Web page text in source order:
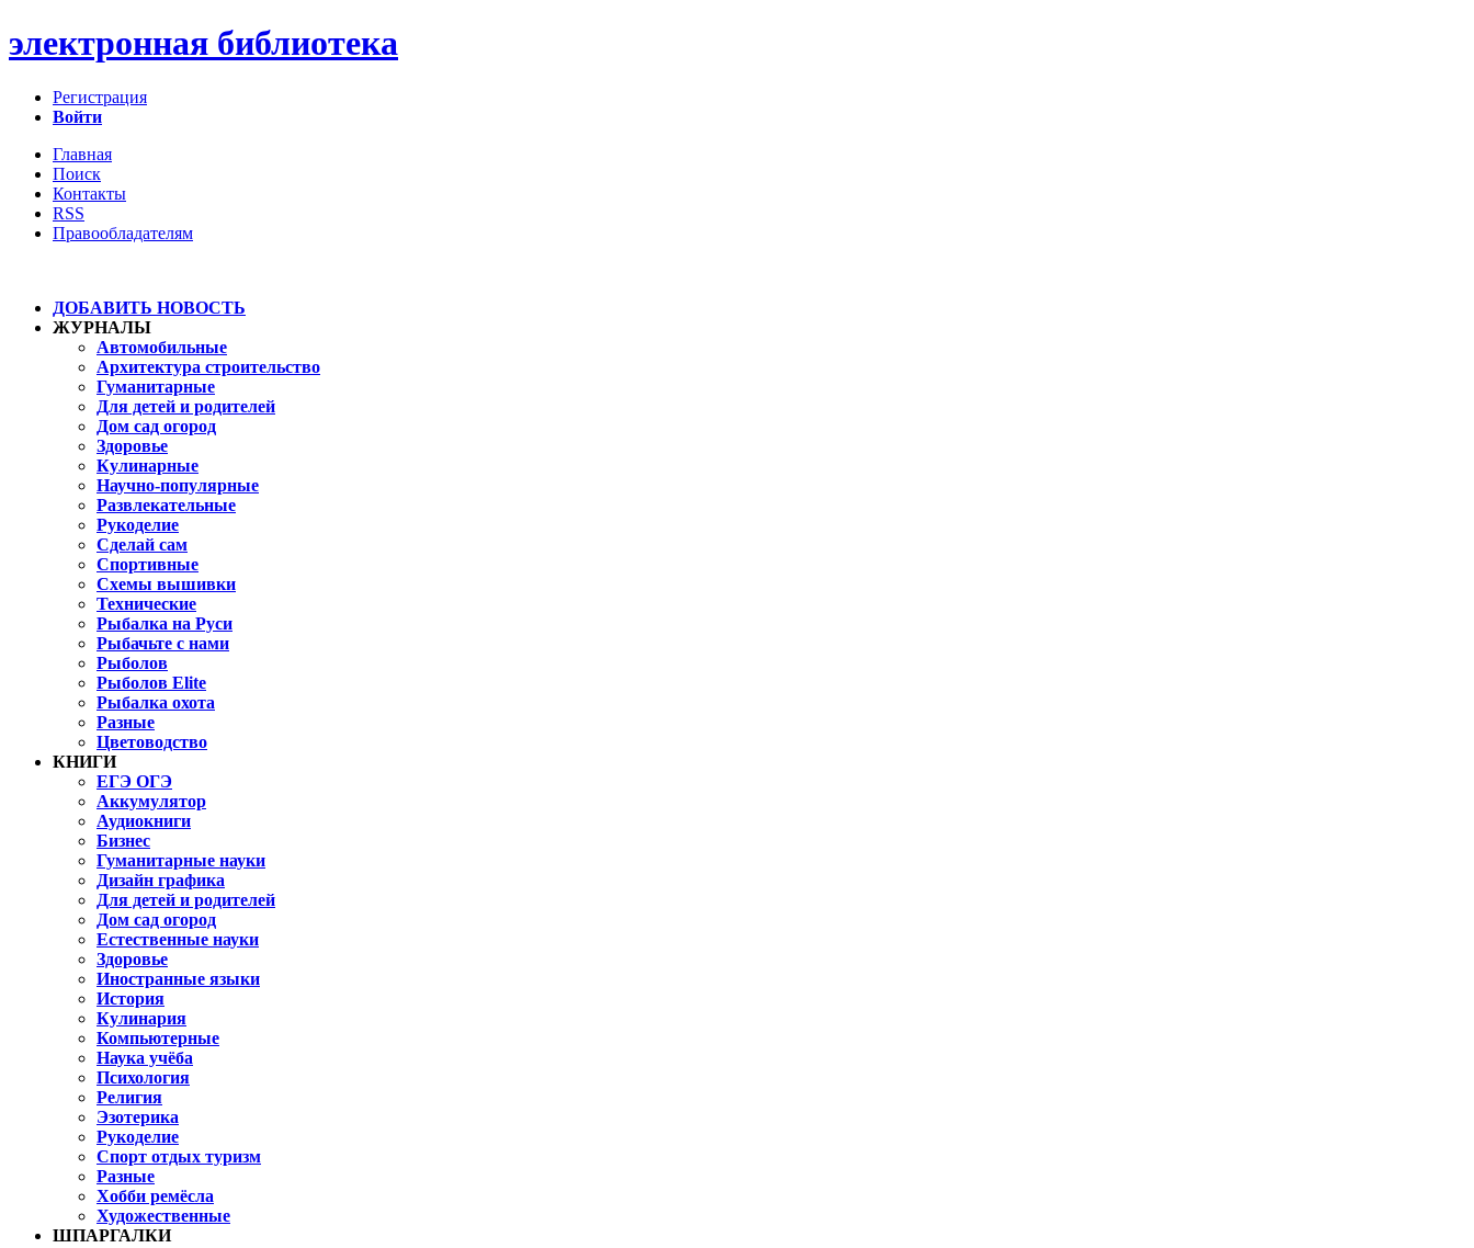
электронная библиотека
Регистрация
Войти
Главная
Поиск
Контакты
RSS
Правообладателям
ДОБАВИТЬ НОВОСТЬ
ЖУРНАЛЫ
Автомобильные
Архитектура строительство
Гуманитарные
Для детей и родителей
Дом сад огород
Здоровье
Кулинарные
Научно-популярные
Развлекательные
Рукоделие
Сделай сам
Спортивные
Схемы вышивки
Технические
Рыбалка на Руси
Рыбачьте с нами
Рыболов
Рыболов Elite
Рыбалка охота
Разные
Цветоводство
КНИГИ
ЕГЭ ОГЭ
Аккумулятор
Аудиокниги
Бизнес
Гуманитарные науки
Дизайн графика
Для детей и родителей
Дом сад огород
Естественные науки
Здоровье
Иностранные языки
История
Кулинария
Компьютерные
Наука учёба
Психология
Религия
Эзотерика
Рукоделие
Спорт отдых туризм
Разные
Хобби ремёсла
Художественные
ШПАРГАЛКИ